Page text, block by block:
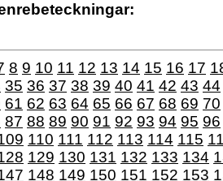
8 9 10 11 12 13 14 15 16 17
35 36 37 38 39 40 41 42 43 44
61 62 63 64 65 66 67 68 69 70
87 88 89 90 91 92 93 94 95 96
110 111 112 113 114 115
129 130 131 132 133 134
148 149 150 151 152 153